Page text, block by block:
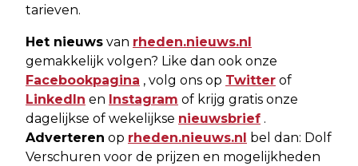
tarieven.
Het nieuws van rheden.nieuws.nl
gemakkelijk volgen? Like dan ook onze
Facebookpagina , volg ons op Twitter of
LinkedIn en Instagram of krijg gratis onze
dagelijkse of wekelijkse nieuwsbrief .
Adverteren op rheden.nieuws.nl bel dan: Dolf
Verschuren voor de prijzen en mogelijkheden